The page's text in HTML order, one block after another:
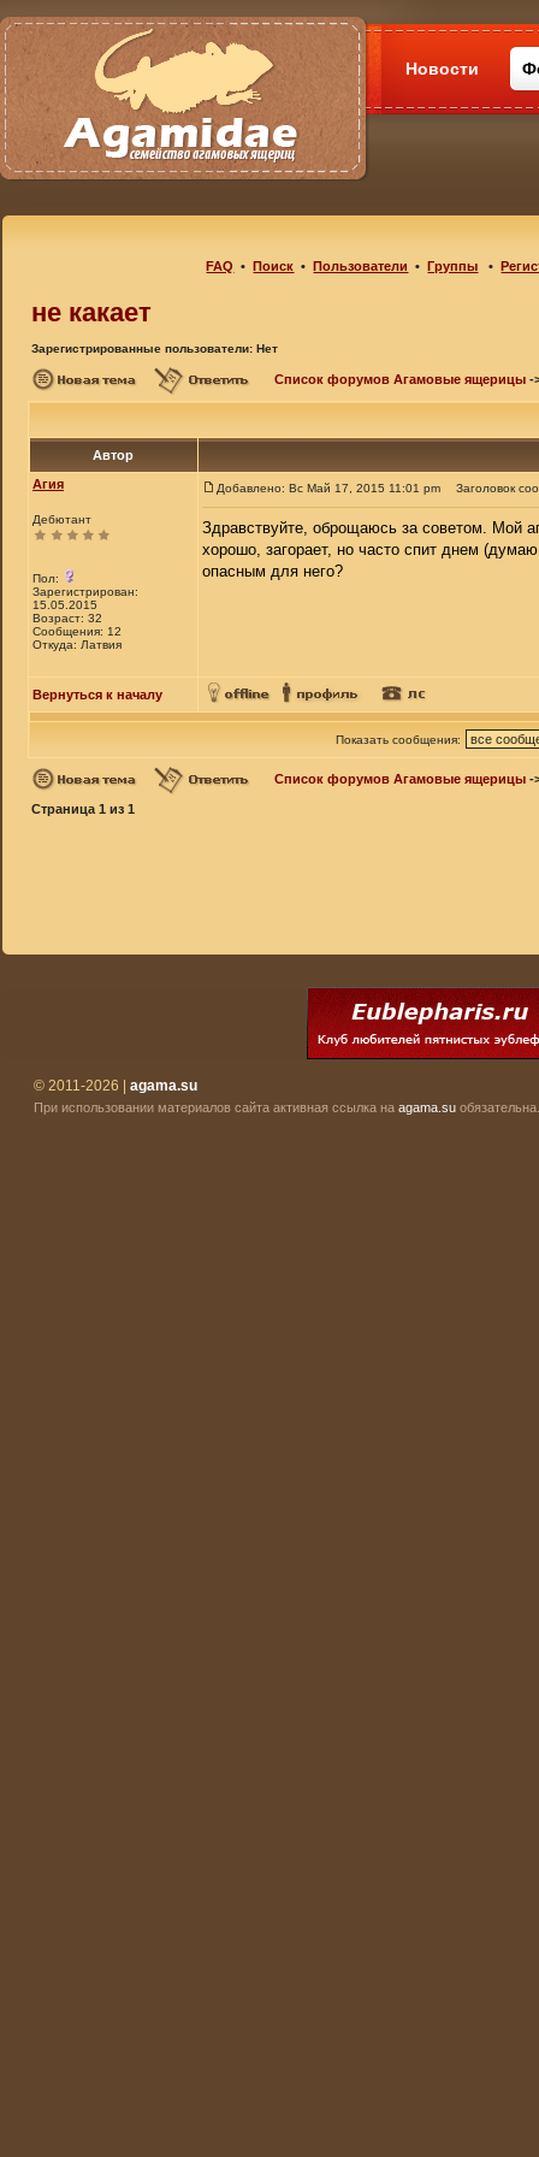
Новости
FAQ •Поиск •Пользователи •Группы •
не какает
Зарегистрированные пользователи: Нет
Список форумов Агамовые ящерицы -
Автор
Агия
Дебютант
Пол:
Зарегистрирован:
15.05.2015
Возраст: 32
Сообщения: 12
Откуда: Латвия
Добавлено: Вс Май 17, 2015 11:01 pm Заголовок
Здравствуйте, оброщаюсь за советом. Мой
хорошо, загорает, но часто спит днем
опасным для него?
Вернуться к началу
Показать сообщения:
Список форумов Агамовые ящерицы -
Страница 1 из 1
© 2011-2026 | agama.su
При использовании материалов сайта активная ссылка на agama.su обязательна.